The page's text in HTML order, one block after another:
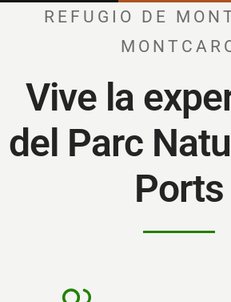
REFUGIO DE
Vive la
del Parc
Ports